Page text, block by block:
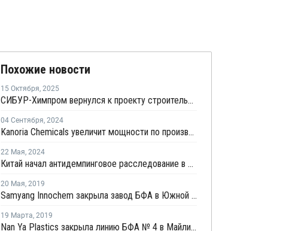
Похожие новости
15 Октября, 2025
СИБУР-Химпром вернулся к проекту строительства производства неопентилгликоля и НПС
04 Сентября, 2024
Kanoria Chemicals увеличит мощности по производству формальдегида на комплексе в Индии
22 Мая, 2024
Китай начал антидемпинговое расследование в отношении пластмасс из ЕС, США, Японии и Тайваня
20 Мая, 2019
Samyang Innochem закрыла завод БФА в Южной Корее на плановый ремонт
19 Марта, 2019
Nan Ya Plastics закрыла линию БФА № 4 в Майлиао на плановый ремонт